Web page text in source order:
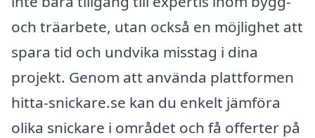
och träarbete, utan också en möjlighet att
spara tid och undvika misstag i dina
projekt. Genom att använda plattformen
hitta-snickare.se kan du enkelt jämföra
olika snickare i området och få offerter på